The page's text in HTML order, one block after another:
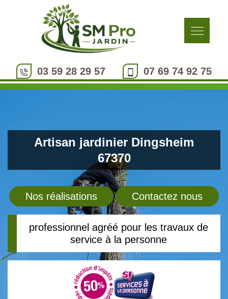
03 59 28 29 57 07 69 74 92 75
Artisan jardinier Dingsheim
67370
Nos réalisations Contactez nous
professionnel agréé pour les travaux de
service à la personne